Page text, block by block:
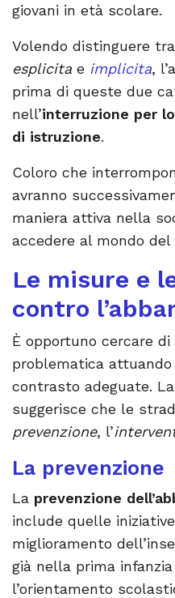
giovani in età scolare.
Volendo distinguere
esplicita e implicita,
prima di queste due
nell’interruzione per
di istruzione.
Coloro che
avranno
maniera attiva nella
accedere al mondo del
Le misure e
contro
È opportuno cercare
problematica
contrasto adeguate.
suggerisce che le
prevenzione, l’
La prevenzione
La prevenzione
include quelle
miglioramento
già nella prima
l’orientamento